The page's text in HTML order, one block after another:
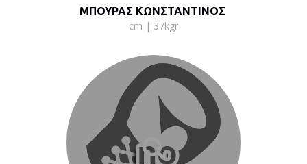
ΜΠΟΥΡΑΣ ΚΩΝΣΤΑΝΤΙΝΟΣ
cm | 37kgr